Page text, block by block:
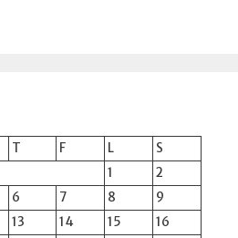
T F L
S
1
2
6 7 8
9
13 14 15
16